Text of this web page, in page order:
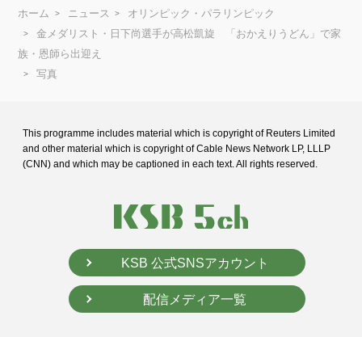
ホーム ニュース
オリンピック・パラリンピック
金メダリスト・日下尚選手が高松凱旋 「おかえりうどん」で家
族・恩師ら出迎え
写真
This programme includes material which is copyright of Reuters Limited
and other material which is copyright of Cable News Network LP, LLLP
(CNN) and which may be captioned in each text. All rights reserved.
KSB 公式SNSアカウント
配信メディア一覧